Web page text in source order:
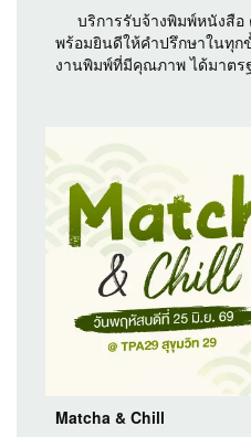
บริการรับจ้างพิมพ์หนังสือ
พร้อมยินดีให้คำปรึกษาในทุก
งานพิมพ์ที่มีคุณภาพ ได้มาตร
Matcha & Chill